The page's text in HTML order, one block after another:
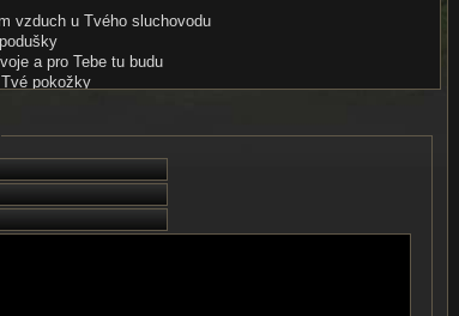
vzduch u Tvého sluchovodu
a pro Tebe tu budu
pokožky
Tvůj chtíč a Tvé touhy
Bohu
mužnou, k tomu mám vlohy
nocích
s maximálním návykem